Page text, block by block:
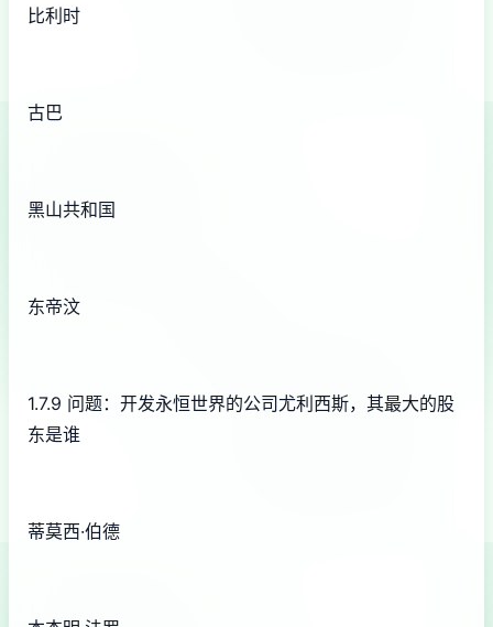
比利时
古巴
黑山共和国
东帝汶
1.7.9 问题：开发永恒世界的公司尤利西斯，其最大的股
东是谁
蒂莫西·伯德